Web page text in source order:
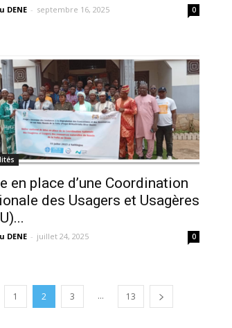
DENE - septembre 16, 2025 0
en place d’une Coordination
des Usagers et Usagères
DENE - juillet 24, 2025 0
1 2 3 ... 13